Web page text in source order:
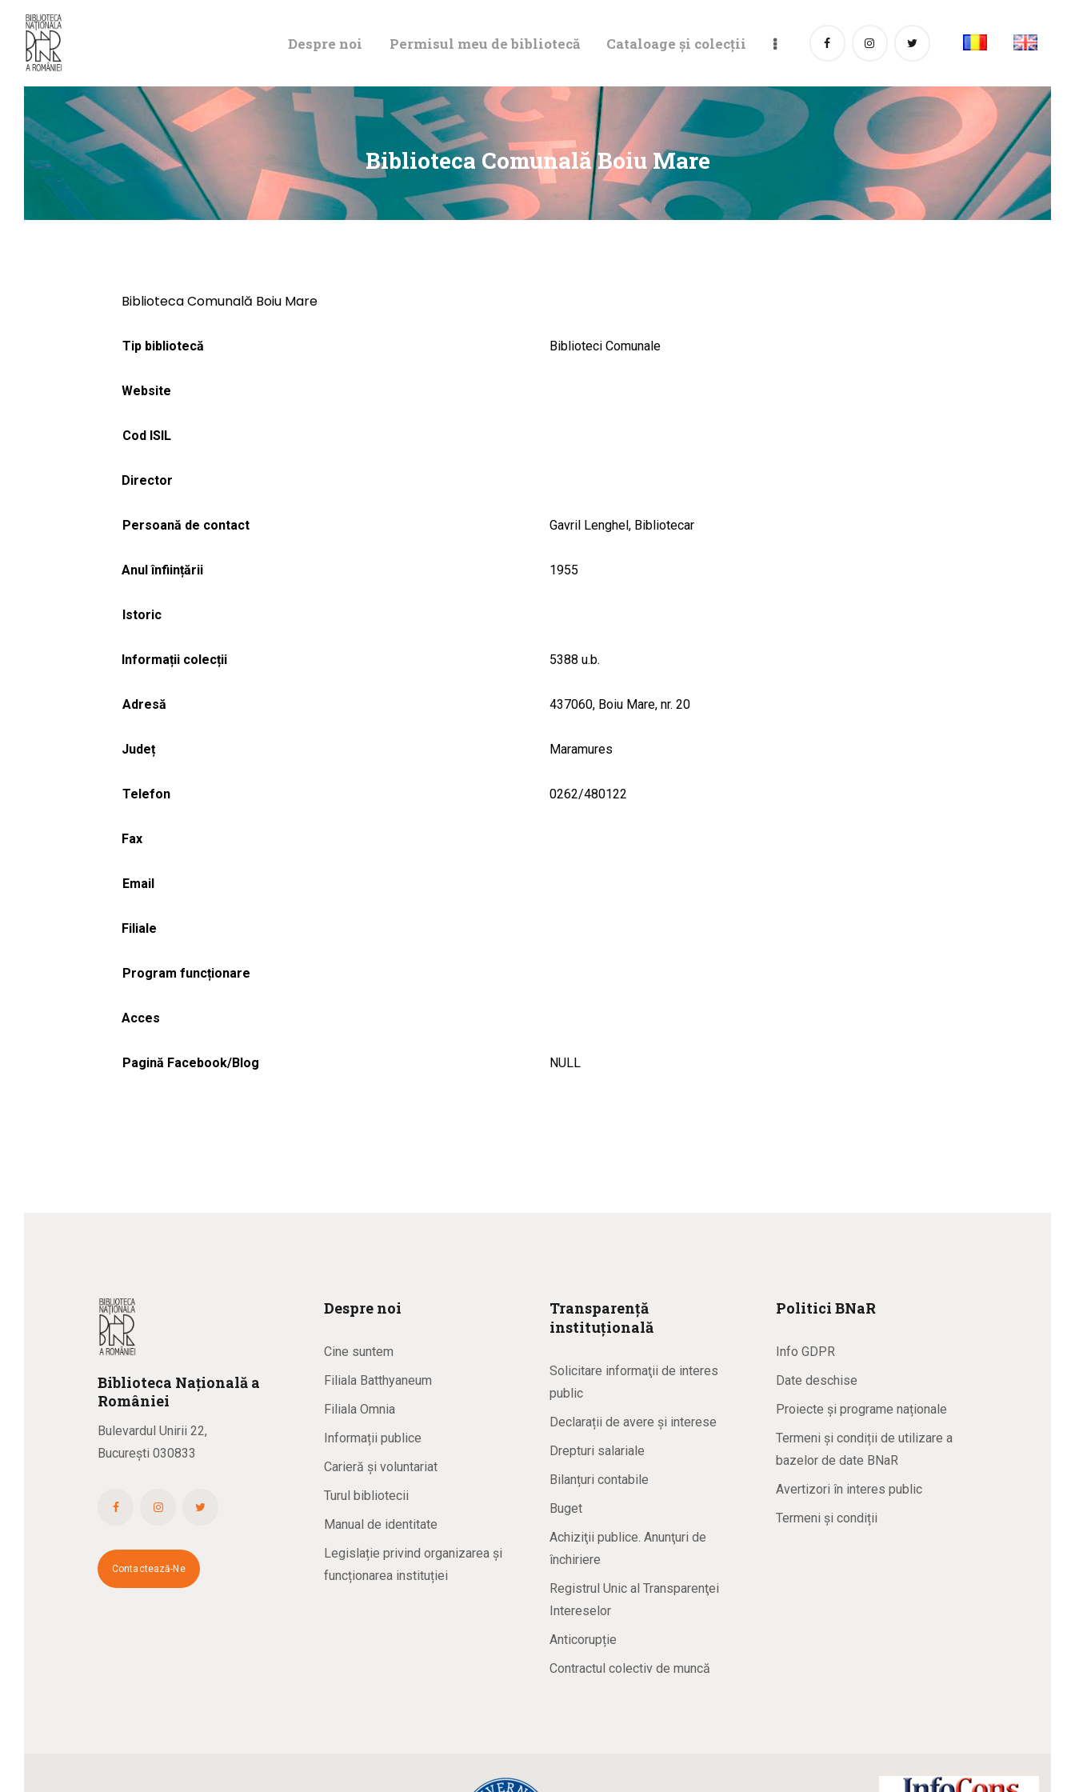
Despre noi Permisul meu de bibliotecă Cataloage și colecții
Biblioteca Comunală Boiu Mare
DE BIBLIOTECĂ
CATALOAGE ȘI
COLECȚII
Biblioteca Comunală Boiu Mare
Tip bibliotecă Biblioteci Comunale
Website
Cod ISIL
Director
Persoană de contact Gavril Lenghel, Bibliotecar
Anul înființării 1955
Istoric
Informații colecții 5388 u.b.
Adresă 437060, Boiu Mare, nr. 20
Județ Maramures
Telefon 0262/480122
Fax
Email
Filiale
Program funcționare
Acces
Pagină Facebook/Blog NULL
Biblioteca Națională a
României
Bulevardul Unirii 22,
București 030833
Contactează-Ne
Despre noi
Cine suntem
Filiala Batthyaneum
Filiala Omnia
Informații publice
Carieră și voluntariat
Turul bibliotecii
Manual de identitate
Legislație privind organizarea și
funcționarea instituției
Transparență
instituțională
Solicitare informaţii de interes
public
Declarații de avere și interese
Drepturi salariale
Bilanțuri contabile
Buget
Achiziţii publice. Anunţuri de
închiriere
Registrul Unic al Transparenţei
Intereselor
Anticorupție
Contractul colectiv de muncă
Politici BNaR
Info GDPR
Date deschise
Proiecte și programe naționale
Termeni și condiții de utilizare a
bazelor de date BNaR
Avertizori în interes public
Termeni și condiții